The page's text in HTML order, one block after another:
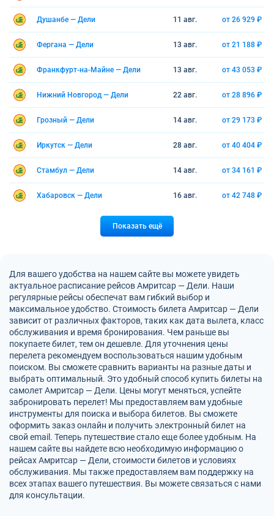
Душанбе — Дели 11 авг. от 26 929 ₽
Фергана — Дели 13 авг. от 21 188 ₽
Франкфурт-на-Майне — Дели 13 авг. от 43 053 ₽
Нижний Новгород — Дели 22 авг. от 28 896 ₽
Грозный — Дели 14 авг. от 29 173 ₽
Иркутск — Дели 28 авг. от 40 404 ₽
Стамбул — Дели 14 авг. от 34 161 ₽
Хабаровск — Дели 16 авг. от 42 748 ₽
Показать ещё
Для вашего удобства на нашем сайте вы можете увидеть
актуальное расписание рейсов Амритсар — Дели. Наши
регулярные рейсы обеспечат вам гибкий выбор и
максимальное удобство. Стоимость билета Амритсар — Дели
зависит от различных факторов, таких как дата вылета, класс
обслуживания и время бронирования. Чем раньше вы
покупаете билет, тем он дешевле. Для уточнения цены
перелета рекомендуем воспользоваться нашим удобным
поиском. Вы сможете сравнить варианты на разные даты и
выбрать оптимальный. Это удобный способ купить билеты на
самолет Амритсар — Дели. Цены могут меняться, успейте
забронировать перелет! Мы предоставляем вам удобные
инструменты для поиска и выбора билетов. Вы сможете
оформить заказ онлайн и получить электронный билет на
свой email. Теперь путешествие стало еще более удобным. На
нашем сайте вы найдете всю необходимую информацию о
рейсах Амритсар — Дели, стоимости билетов и условиях
обслуживания. Мы также предоставляем вам поддержку на
всех этапах вашего путешествия. Вы можете связаться с нами
для консультации.